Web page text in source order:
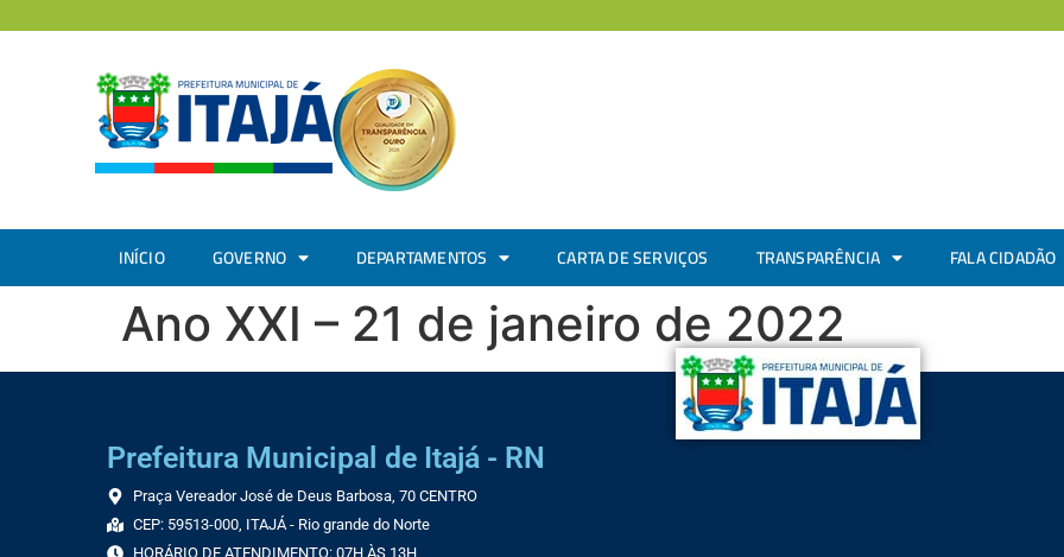
INÍCIO GOVERNO DEPARTAMENTOS CARTA DE SERVIÇOS TRANSPARÊNCIA FALA CIDADÃO
Ano XXI – 21 de janeiro de 2022
Prefeitura Municipal de Itajá - RN
Praça Vereador José de Deus Barbosa, 70 CENTRO
CEP: 59513-000, ITAJÁ - Rio grande do Norte
HORÁRIO DE ATENDIMENTO: 07H ÀS 13H